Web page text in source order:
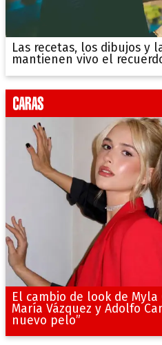
Las recetas, los dibujos y
mantienen vivo el
El cambio de look de
María Vázquez y Adolfo
nuevo pelo”